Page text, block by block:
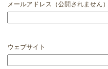
メールアドレス（公開されません）
ウェブサイト